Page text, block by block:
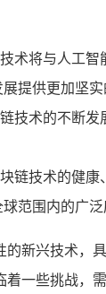
术将与人工
提供更加坚实
技术的不断
链技术的健
范围内的广泛
的新兴技术，
着一些挑战，